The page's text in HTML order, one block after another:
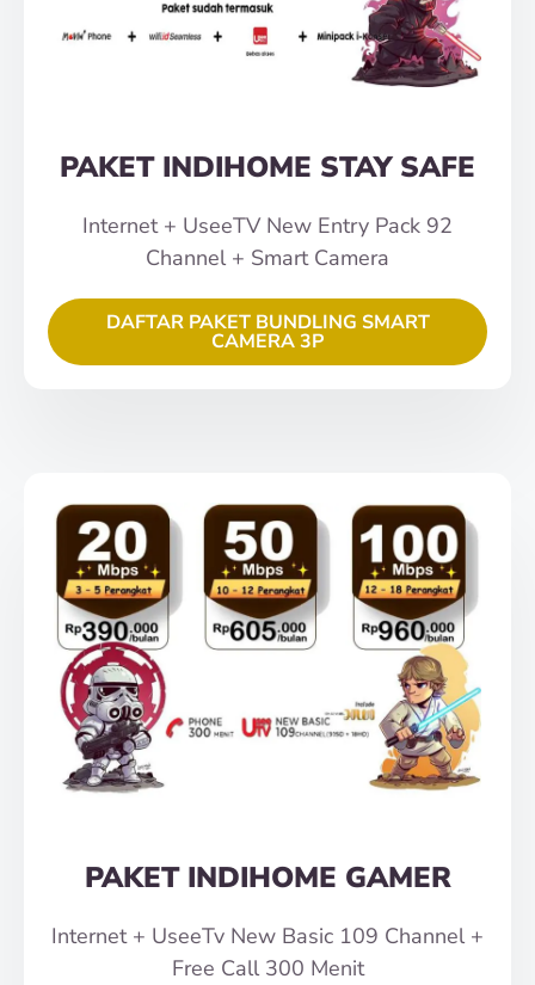
PAKET INDIHOME STAY SAFE
Internet + UseeTV New Entry Pack 92
Channel + Smart Camera
DAFTAR PAKET BUNDLING SMART
CAMERA 3P
PAKET INDIHOME GAMER
Internet + UseeTv New Basic 109 Channel +
Free Call 300 Menit